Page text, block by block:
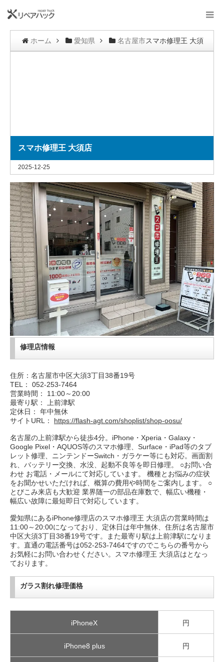
ホーム 愛知県 名古屋市スマホ修理王 大須
スマホ修理王 大須店
2025-12-25
修理店情報
住所：名古屋市中区大須3丁目38番19号
TEL： 052-253-7464
営業時間： 11:00～20:00
最寄り駅： 上前津駅
定休日： 年中無休
サイトURL： https://flash-agt.com/shoplist/shop-oosu/
名古屋の上前津駅から徒歩4分。iPhone・Xperia・Galaxy・
Google Pixel・AQUOS等のスマホ修理、Surface・iPad等のタブ
レット修理、ニンテンドーSwitch・ガラケー等にも対応。画面割
れ、バッテリー交換、水没、起動不良等を即日修理。 ○お問い合
わせ お電話・メールにて対応しています。 機種とお悩みの症状
をお聞かせいただければ、概算の費用や時間をご案内します。 ○
とびこみ来店も大歓迎 業界随一の部品在庫数で、幅広い機種・
幅広い故障に最短即日で対応しています。
愛知県にあるiPhone修理店のスマホ修理王 大須店の営業時間は
11:00～20:00になっており、定休日は年中無休、住所は名古屋市
中区大須3丁目38番19号です。また最寄り駅は上前津駅になりま
す。直通の電話番号は052-253-7464ですのでこちらの番号から
お気軽にお問い合わせください。スマホ修理王 大須店はとなっ
ております。
ガラス割れ修理価格
iPhoneX 円
iPhone8 plus 円